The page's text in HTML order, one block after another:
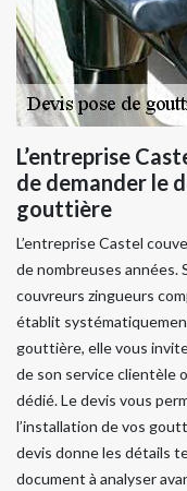
L’entreprise
de demander le
gouttière
L’entreprise Castel
de nombreuses années.
couvreurs zingueurs
établit
gouttière, elle vous
de son service clientèle
dédié. Le devis vous
l’installation de vos
devis donne les détails
document à analyser